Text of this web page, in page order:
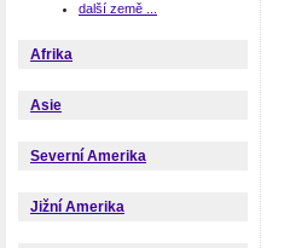
další země ...
Afrika
Asie
Severní Amerika
Jižní Amerika